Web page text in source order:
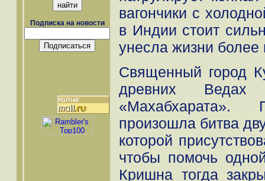
Подписка на новости
вагончики с
в Индии стоит
унесла жизни более
Священный город
древних
произошла битва
которой
чтобы помочь
Кришна тогда